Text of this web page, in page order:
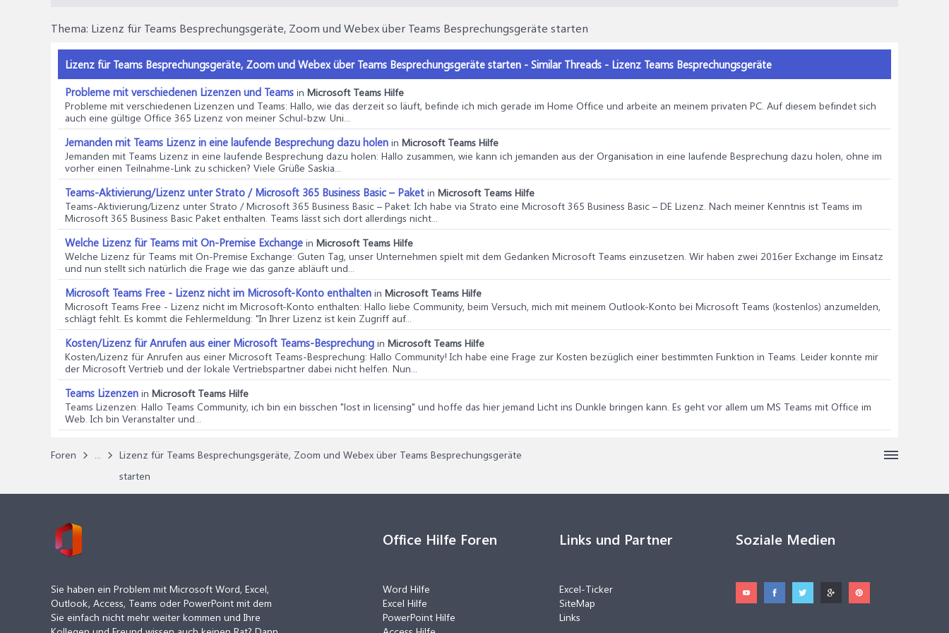
Thema: Lizenz für Teams Besprechungsgeräte, Zoom und Webex über Teams Besprechungsgeräte starten
Lizenz für Teams Besprechungsgeräte, Zoom und Webex über Teams Besprechungsgeräte starten - Similar Threads - Lizenz Teams Besprechungsgeräte
Probleme mit verschiedenen Lizenzen und Teams in Microsoft Teams Hilfe
Probleme mit verschiedenen Lizenzen und Teams: Hallo, wie das derzeit so läuft, befinde ich mich gerade im Home Office und arbeite an meinem privaten PC. Auf diesem befindet sich
auch eine gültige Office 365 Lizenz von meiner Schul-bzw. Uni...
Jemanden mit Teams Lizenz in eine laufende Besprechung dazu holen in Microsoft Teams Hilfe
Jemanden mit Teams Lizenz in eine laufende Besprechung dazu holen: Hallo zusammen, wie kann ich jemanden aus der Organisation in eine laufende Besprechung dazu holen, ohne im
vorher einen Teilnahme-Link zu schicken? Viele Grüße Saskia...
Teams-Aktivierung/Lizenz unter Strato / Microsoft 365 Business Basic – Paket in Microsoft Teams Hilfe
Teams-Aktivierung/Lizenz unter Strato / Microsoft 365 Business Basic – Paket: Ich habe via Strato eine Microsoft 365 Business Basic – DE Lizenz. Nach meiner Kenntnis ist Teams im
Microsoft 365 Business Basic Paket enthalten. Teams lässt sich dort allerdings nicht...
Welche Lizenz für Teams mit On-Premise Exchange in Microsoft Teams Hilfe
Welche Lizenz für Teams mit On-Premise Exchange: Guten Tag, unser Unternehmen spielt mit dem Gedanken Microsoft Teams einzusetzen. Wir haben zwei 2016er Exchange im Einsatz
und nun stellt sich natürlich die Frage wie das ganze abläuft und...
Microsoft Teams Free - Lizenz nicht im Microsoft-Konto enthalten in Microsoft Teams Hilfe
Microsoft Teams Free - Lizenz nicht im Microsoft-Konto enthalten: Hallo liebe Community, beim Versuch, mich mit meinem Outlook-Konto bei Microsoft Teams (kostenlos) anzumelden,
schlägt fehlt. Es kommt die Fehlermeldung: "In Ihrer Lizenz ist kein Zugriff auf...
Kosten/Lizenz für Anrufen aus einer Microsoft Teams-Besprechung in Microsoft Teams Hilfe
Kosten/Lizenz für Anrufen aus einer Microsoft Teams-Besprechung: Hallo Community! Ich habe eine Frage zur Kosten bezüglich einer bestimmten Funktion in Teams. Leider konnte mir
der Microsoft Vertrieb und der lokale Vertriebspartner dabei nicht helfen. Nun...
Teams Lizenzen in Microsoft Teams Hilfe
Teams Lizenzen: Hallo Teams Community, ich bin ein bisschen "lost in licensing" und hoffe das hier jemand Licht ins Dunkle bringen kann. Es geht vor allem um MS Teams mit Office im
Web. Ich bin Veranstalter und...
Foren ...
Lizenz für Teams Besprechungsgeräte, Zoom und Webex über Teams Besprechungsgeräte
starten
Sie haben ein Problem mit Microsoft Word, Excel,
Outlook, Access, Teams oder PowerPoint mit dem
Sie einfach nicht mehr weiter kommen und Ihre
Office Hilfe Foren
Word Hilfe
Excel Hilfe
PowerPoint Hilfe
Links und Partner
Excel-Ticker
SiteMap
Links
Soziale Medien